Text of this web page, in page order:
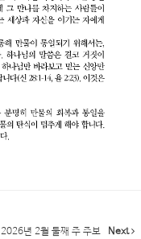
2026년 2월 둘째 주 주보 Next